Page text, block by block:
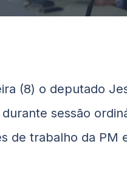
(8) o deputado
sessão
de trabalho da